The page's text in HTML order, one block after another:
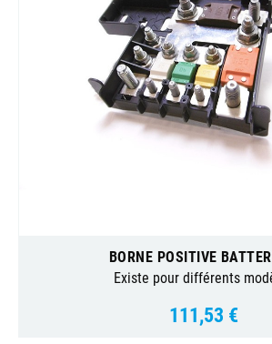
BORNE POSITIVE
Existe pour différents
Prix
111,53 €